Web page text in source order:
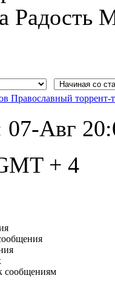
Радость
Православный торрент-
07-Авг
+ 4
сообщениям